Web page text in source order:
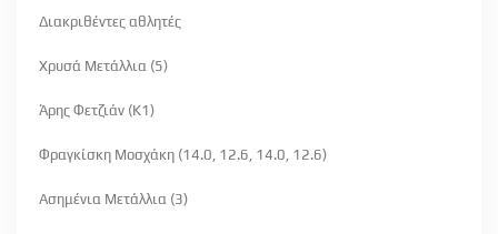
Διακριθέντες αθλητές
Χρυσά Μετάλλια (5)
Άρης Φετζιάν (Κ1)
Φραγκίσκη Μοσχάκη (14.0, 12.6, 14.0, 12.6)
Ασημένια Μετάλλια (3)